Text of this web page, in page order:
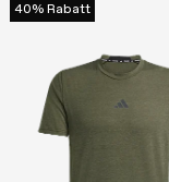
40% Rabatt